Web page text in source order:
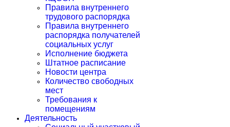
Правила внутреннего
трудового распорядка
Правила внутреннего
распорядка получателей
социальных услуг
Исполнение бюджета
Штатное расписание
Новости центра
Количество свободных
мест
Требования к
помещениям
Деятельность